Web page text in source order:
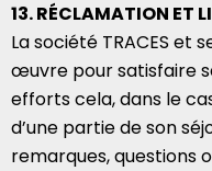
13. RÉCLAMATION ET
La société TRACES
œuvre pour satisfaire
efforts cela, dans le
d’une partie de son
remarques, questions